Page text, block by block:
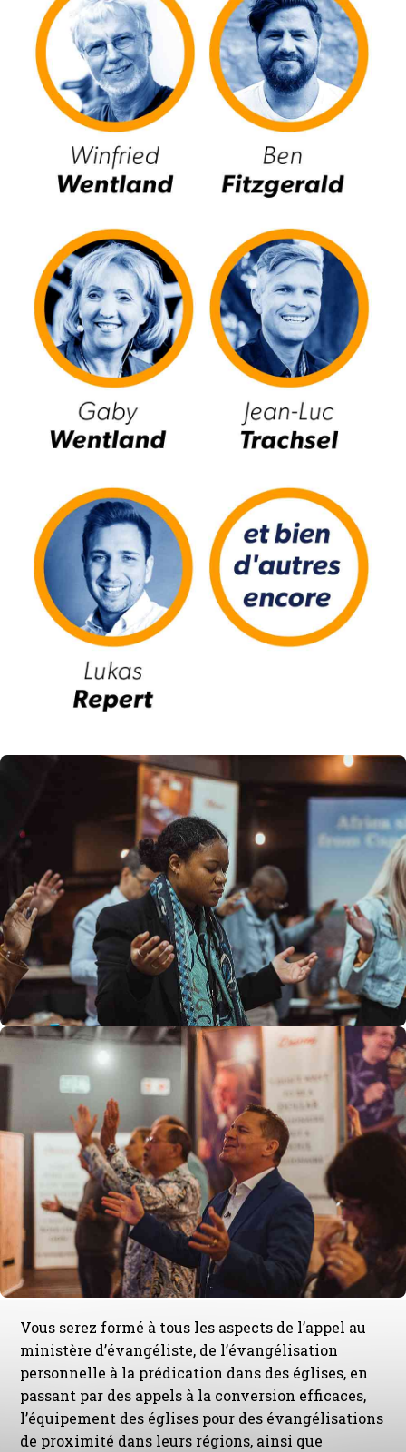
Vous serez formé à tous les aspects de l’appel au
ministère d’évangéliste, de l’évangélisation
personnelle à la prédication dans des églises, en
passant par des appels à la conversion efficaces,
l’équipement des églises pour des évangélisations
de proximité dans leurs régions, ainsi que